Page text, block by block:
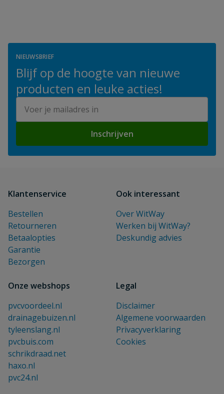
NIEUWSBRIEF
Blijf op de hoogte van nieuwe
producten en leuke acties!
Inschrijven
Klantenservice
Bestellen
Retourneren
Betaalopties
Garantie
Bezorgen
Ook interessant
Over WitWay
Werken bij WitWay?
Deskundig advies
Onze webshops
pvcvoordeel.nl
drainagebuizen.nl
tyleenslang.nl
pvcbuis.com
schrikdraad.net
haxo.nl
pvc24.nl
Legal
Disclaimer
Algemene voorwaarden
Privacyverklaring
Cookies